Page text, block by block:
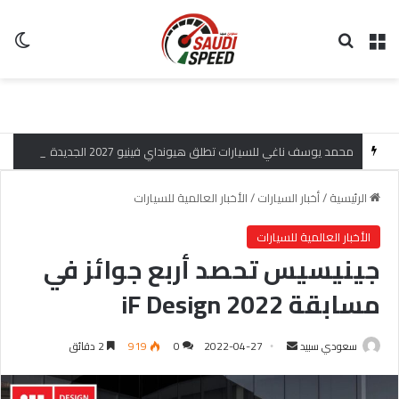
القائمة
الرئيسية/أخبار السيارات/الأخبار العالمية للسيارات
الأخبار العالمية للسيارات
جينيسيس تحصد أربع جوائز في
مسابقة iF Design 2022
سعودي سبيد 2022-04-27
0
919